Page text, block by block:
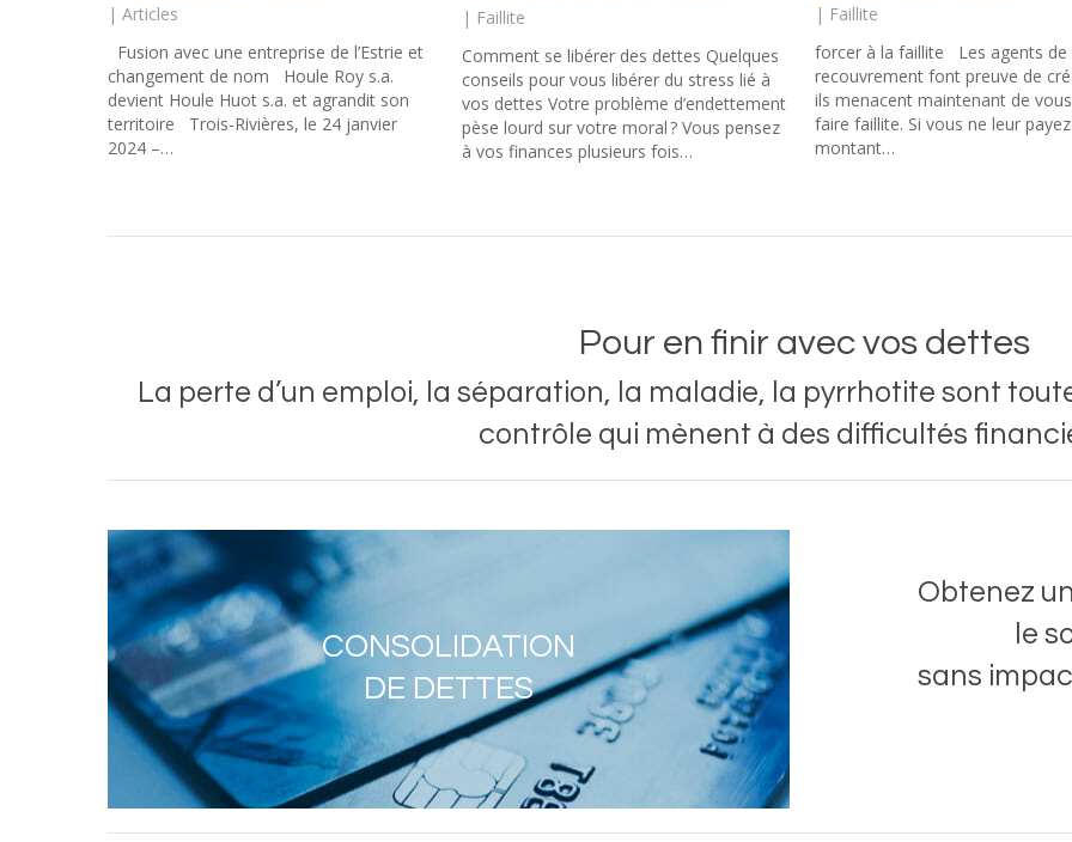
|Articles
Fusion avec une entreprise de l’Estrie et
changement de nom Houle Roy s.a.
devient Houle Huot s.a. et agrandit son
territoire Trois-Rivières, le 24 janvier
2024 –…
| Faillite
Comment se libérer des dettes Quelques
conseils pour vous libérer du stress lié à
vos dettes Votre problème d’endettement
pèse lourd sur votre moral ? Vous pensez
à vos finances plusieurs fois…
| Faillite
forcer à la faillite Les agents de
recouvrement font preuve de
ils menacent maintenant de
faire faillite. Si vous ne leur
montant…
Pour en finir avec vos dettes
La perte d’un emploi, la séparation, la maladie, la pyrrhotite sont
contrôle qui mènent à des difficultés
CONSOLIDATION
DE DETTES
Obtenez
le
sans